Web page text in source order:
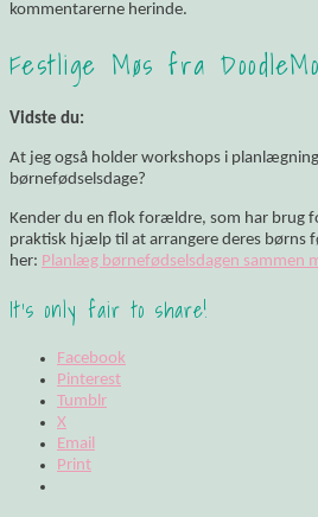
kommentarerne herinde.
Festlige Møs fra
Vidste du:
At jeg også holder workshops i
børnefødselsdage?
Kender du en flok forældre, som har brug
praktisk hjælp til at arrangere deres børns
her: Planlæg børnefødselsdagen sammen
It's only fair to share!
Facebook
Pinterest
Tumblr
X
Email
Print